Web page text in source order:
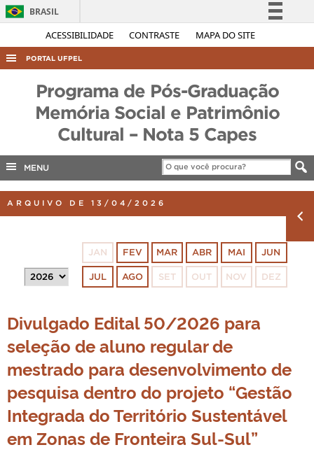
ACESSIBILIDADE CONTRASTE MAPA DO SITE
BRASIL
Simplifique!
Acesso à informação
Legislação
Canais
PORTAL UFPEL
AUDITORIA
COBALTO
INTERNACIONAL
TELEFONES
Programa de Pós-Graduação
Memória Social e Patrimônio
Cultural – Nota 5 Capes
MENU
ARQUIVO DE 13/04/2026
JAN FEV MAR ABR MAI JUN
JUL AGO SET OUT NOV DEZ
Divulgado Edital 50/2026 para
seleção de aluno regular de
mestrado para desenvolvimento de
pesquisa dentro do projeto “Gestão
Integrada do Território Sustentável
em Zonas de Fronteira Sul-Sul”